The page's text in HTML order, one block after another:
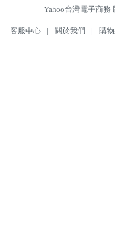
Yahoo台灣電子商務
客服中心 | 關於我們 | 購